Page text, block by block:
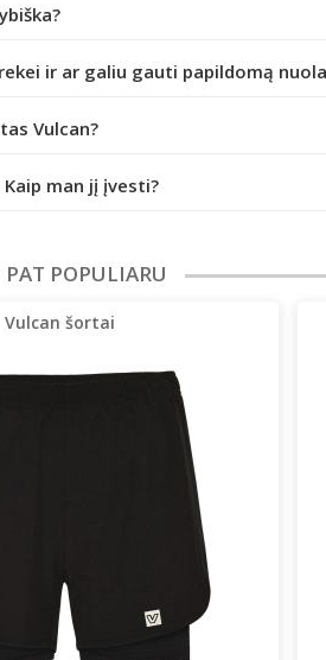
ir ar galiu gauti papildomą
Vulcan?
man jį įvesti?
PAT POPULIARU
Vulcan šortai